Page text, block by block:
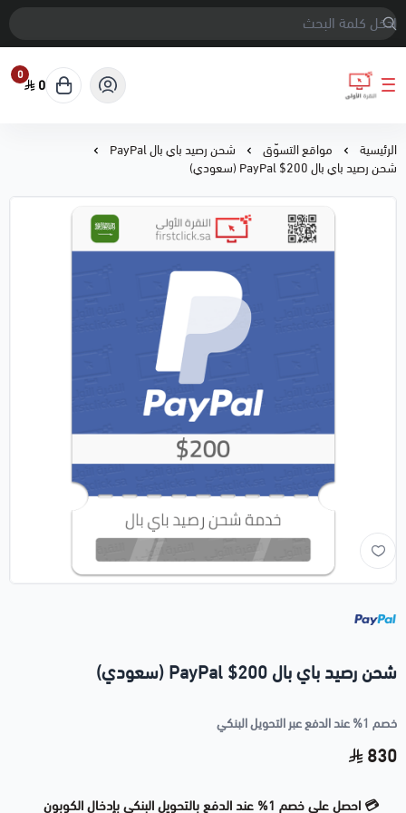
النقرة الأولى
0
0
الرئيسية مواقع التسوّق
شحن رصيد باي بال PayPal
شحن رصيد باي بال 200$ PayPal (سعودي)
شحن رصيد باي بال 200$ PayPal (سعودي)
خصم 1% عند الدفع عبر التحويل البنكي
830
💳 احصل على خصم 1% عند الدفع بالتحويل البنكي بإدخال الكوبون